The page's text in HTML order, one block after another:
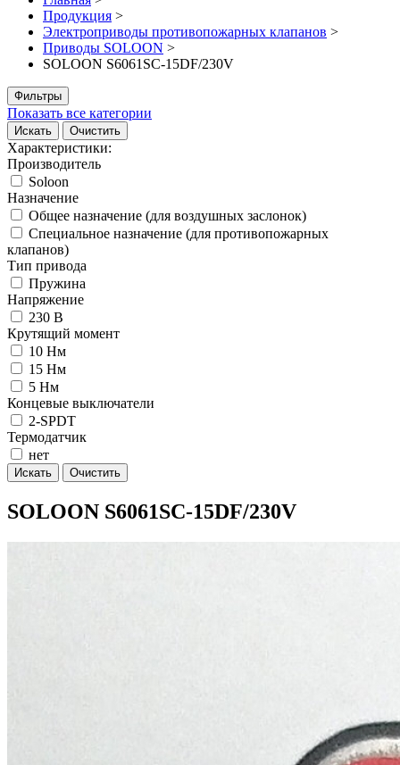
Продукция >
Электроприводы противопожарных клапанов >
Приводы SOLOON >
SOLOON S6061SC-15DF/230V
Фильтры
Показать все категории
Искать Очистить
Характеристики:
Производитель
Soloon
Назначение
Общее назначение (для воздушных заслонок)
Специальное назначение (для противопожарных
клапанов)
Тип привода
Пружина
Напряжение
230 В
Крутящий момент
10 Нм
15 Нм
5 Нм
Концевые выключатели
2-SPDT
Термодатчик
нет
Искать Очистить
SOLOON S6061SC-15DF/230V